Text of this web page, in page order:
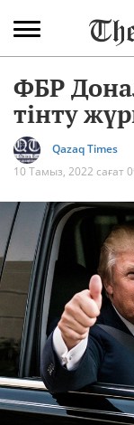
ФБР
тінту
Qazaq Times
10 Тамыз, 2022 сағат